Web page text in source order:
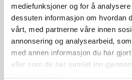
mediefunksjoner og for å
dessuten informasjon om hvordan
vårt, med partnerne våre innen
annonsering og analysearbeid,
med annen informasjon du har
eller som de har samlet inn